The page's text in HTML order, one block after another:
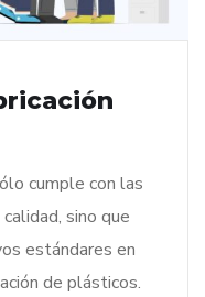
cumple con las
sino que
estándares en
de plásticos.